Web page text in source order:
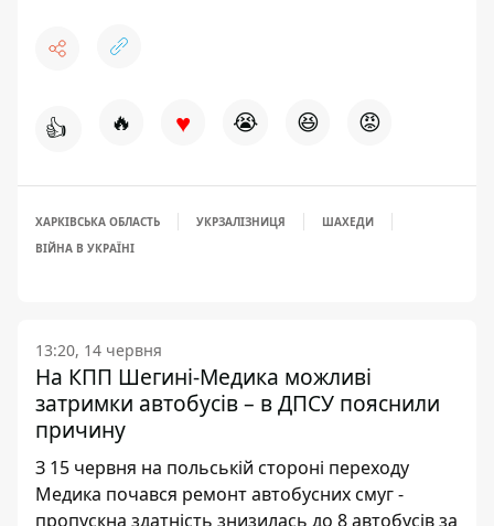
👍 🔥 ♥ 😭 😆 😡
ХАРКІВСЬКА ОБЛАСТЬ УКРЗАЛІЗНИЦЯ
ШАХЕДИ
ВІЙНА В УКРАЇНІ
13:20, 14 червня
На КПП Шегині-Медика можливі
затримки автобусів – в ДПСУ пояснили
причину
З 15 червня на польській стороні переходу
Медика почався ремонт автобусних смуг -
пропускна здатність знизилась до 8 автобусів за